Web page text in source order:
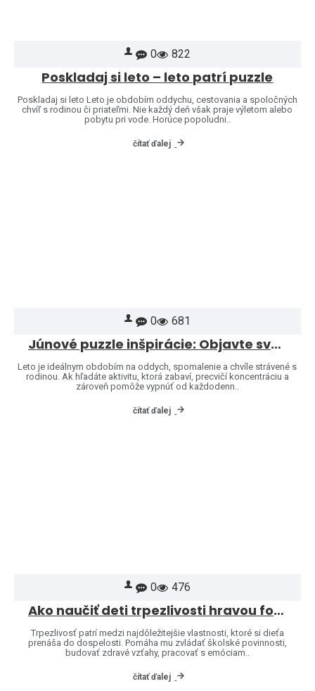
0 822
Poskladaj si leto – leto patrí puzzle
Poskladaj si leto Leto je obdobím oddychu, cestovania a spoločných
chvíľ s rodinou či priateľmi. Nie každý deň však praje výletom alebo
pobytu pri vode. Horúce popoludni..
čítať ďalej
0 681
Júnové puzzle inšpirácie: Objavte svet značiek Heye a Jumbo
Leto je ideálnym obdobím na oddych, spomalenie a chvíle strávené s
rodinou. Ak hľadáte aktivitu, ktorá zabaví, precvičí koncentráciu a
zároveň pomôže vypnúť od každodenn..
čítať ďalej
0 476
Ako naučiť deti trpezlivosti hravou formou
Trpezlivosť patrí medzi najdôležitejšie vlastnosti, ktoré si dieťa
prenáša do dospelosti. Pomáha mu zvládať školské povinnosti,
budovať zdravé vzťahy, pracovať s emóciam..
čítať ďalej